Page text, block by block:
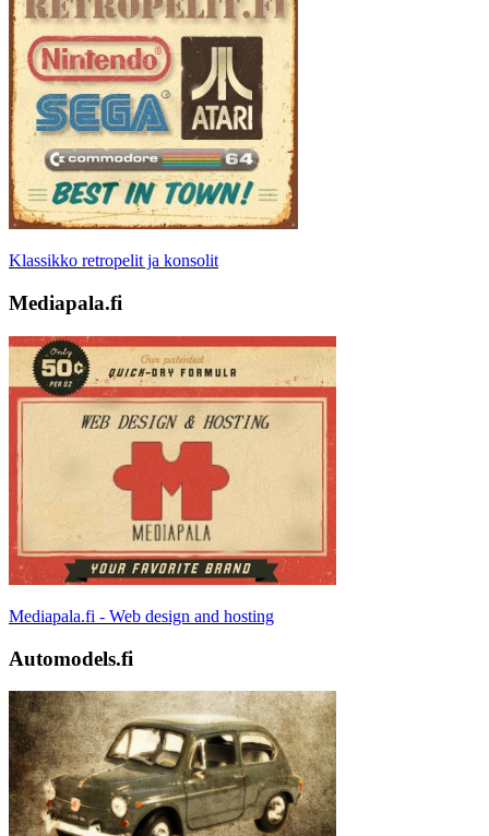
Klassikko retropelit ja konsolit
Mediapala.fi
Mediapala.fi - Web design and hosting
Automodels.fi